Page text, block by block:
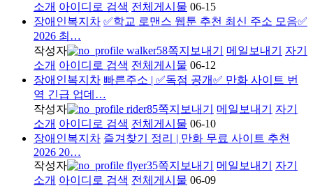
소개 아이디로 검색 전체게시물 06-15
장애인복지차 ✅학교 로맨스 웹툰 추천 최신 주소 모음✅
2026 최…
작성자
walker58쪽지보내기 메일보내기
자기
소개 아이디로 검색 전체게시물 06-12
장애인복지차 빠른주소 | ✅독점 공개✅ 만화 사이트 번
역 긴급 업데…
작성자
rider85쪽지보내기 메일보내기
자기
소개 아이디로 검색 전체게시물 06-10
장애인복지차 즐겨찾기 정리 | 만화 무료 사이트 추천
2026 20…
작성자
flyer35쪽지보내기 메일보내기
자기
소개 아이디로 검색 전체게시물 06-09